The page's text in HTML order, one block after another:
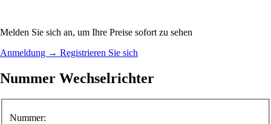
Melden Sie sich an, um Ihre Preise sofort zu sehen
Anmeldung → Registrieren Sie sich
Nummer Wechselrichter
Nummer: